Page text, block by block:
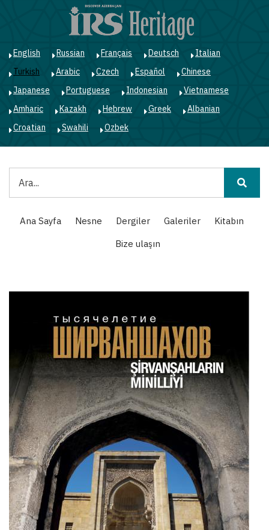
English Russian Français Deutsch
Italian
Turkish
Arabic Czech Español
Chinese
Japanese
Portuguese Indonesian
Vietnamese
Amharic
Kazakh Hebrew Greek
Albanian
Croatian
Swahili Ozbek
Main
navigation
Ana Sayfa Nesne Dergiler Galeriler
Kitabın
Bize ulaşın